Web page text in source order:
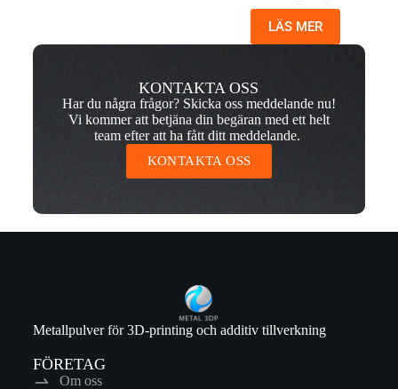
LÄS MER
KONTAKTA OSS
Har du några frågor? Skicka oss meddelande nu!
Vi kommer att betjäna din begäran med ett helt
team efter att ha fått ditt meddelande.
KONTAKTA OSS
Metallpulver för 3D-printing och additiv tillverkning
FÖRETAG
Om oss